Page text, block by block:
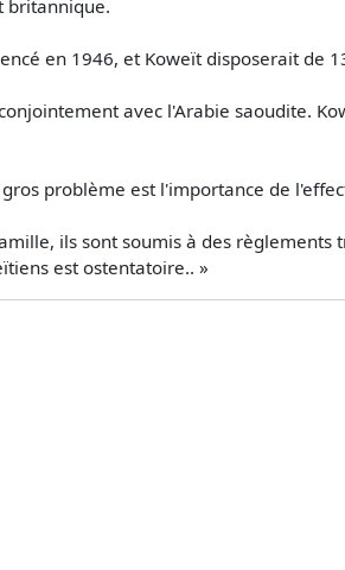
britannique.
en 1946, et Koweït disposerait de
avec l'Arabie saoudite.
problème est l'importance de
ils sont soumis à des
est ostentatoire.. »